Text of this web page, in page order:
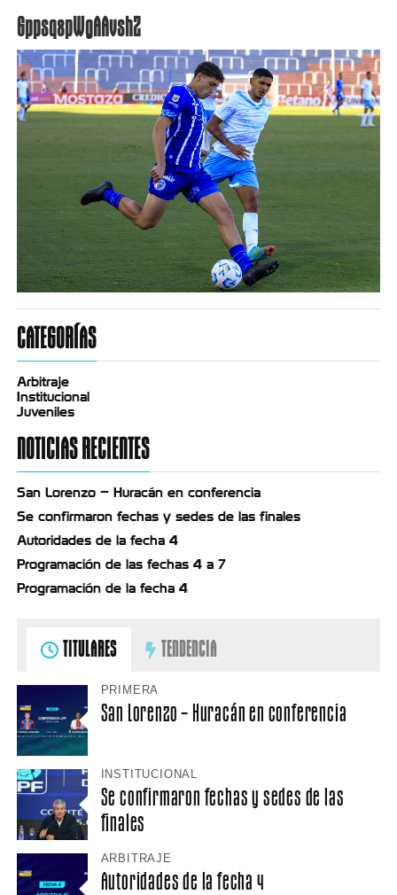
Gppsq8pWgAAvshZ
CATEGORÍAS
Arbitraje
Institucional
Juveniles
NOTICIAS RECIENTES
San Lorenzo – Huracán en conferencia
Se confirmaron fechas y sedes de las finales
Autoridades de la fecha 4
Programación de las fechas 4 a 7
Programación de la fecha 4
TITULARES TENDENCIA
PRIMERA
San Lorenzo – Huracán en conferencia
INSTITUCIONAL
Se confirmaron fechas y sedes de las
finales
ARBITRAJE
Autoridades de la fecha 4